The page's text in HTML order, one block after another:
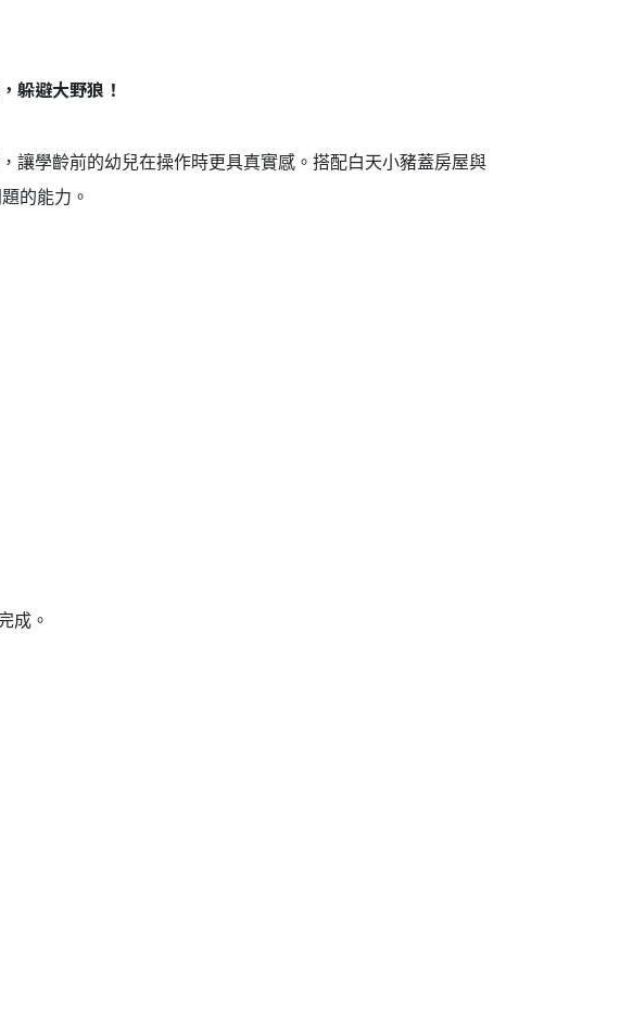
躲避大野狼！
讓學齡前的幼兒在操作時更具真實感。搭配白天小豬蓋房屋與
的能力。
成。